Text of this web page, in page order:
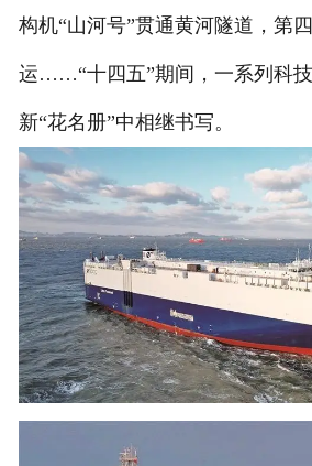
构机“山河号”贯通黄河隧道，第
运……“十四五”期间，一系列科
新“花名册”中相继书写。